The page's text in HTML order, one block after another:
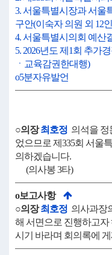
3. 서울특별시장과 서울
구안(이숙자 의원 외 12
4. 서울특별시의회 예산
5. 2026년도 제1회 추가
ㆍ교육감권한대행)
o5분자유발언
○의장최호정 의석을 정
었으므로 제335회 서울
의하겠습니다.
(의사봉 3타)
o보고사항
○의장최호정 의사과장
해 서면으로 진행하고
시기 바라며 회의록에